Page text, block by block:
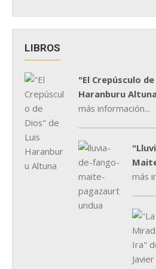
LIBROS
"El Crepúsculo
Haranburu
más información...
más